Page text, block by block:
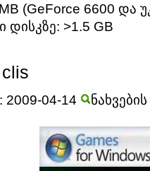
(GeForce 6600 და
>1.5 GB
04-14